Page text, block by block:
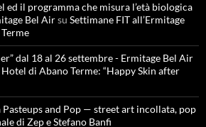
ed il programma che misura l’età biologica
Bel Airsu Settimane FIT all’Ermitage
dal 18 al 26 settembre - Ermitage Bel Air
di Abano Terme: “Happy Skin after
Pasteups and Pop — street art incollata, pop
di Zep e Stefano Banfi